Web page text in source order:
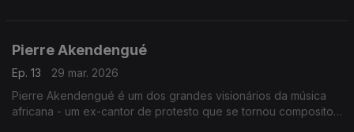
Pierre Akendengué
Ep. 13
29 mar. 2026
Pierre Akendengué é um dos grandes visionários da música
africana - um ex-cantor de protesto que se tornou compositor